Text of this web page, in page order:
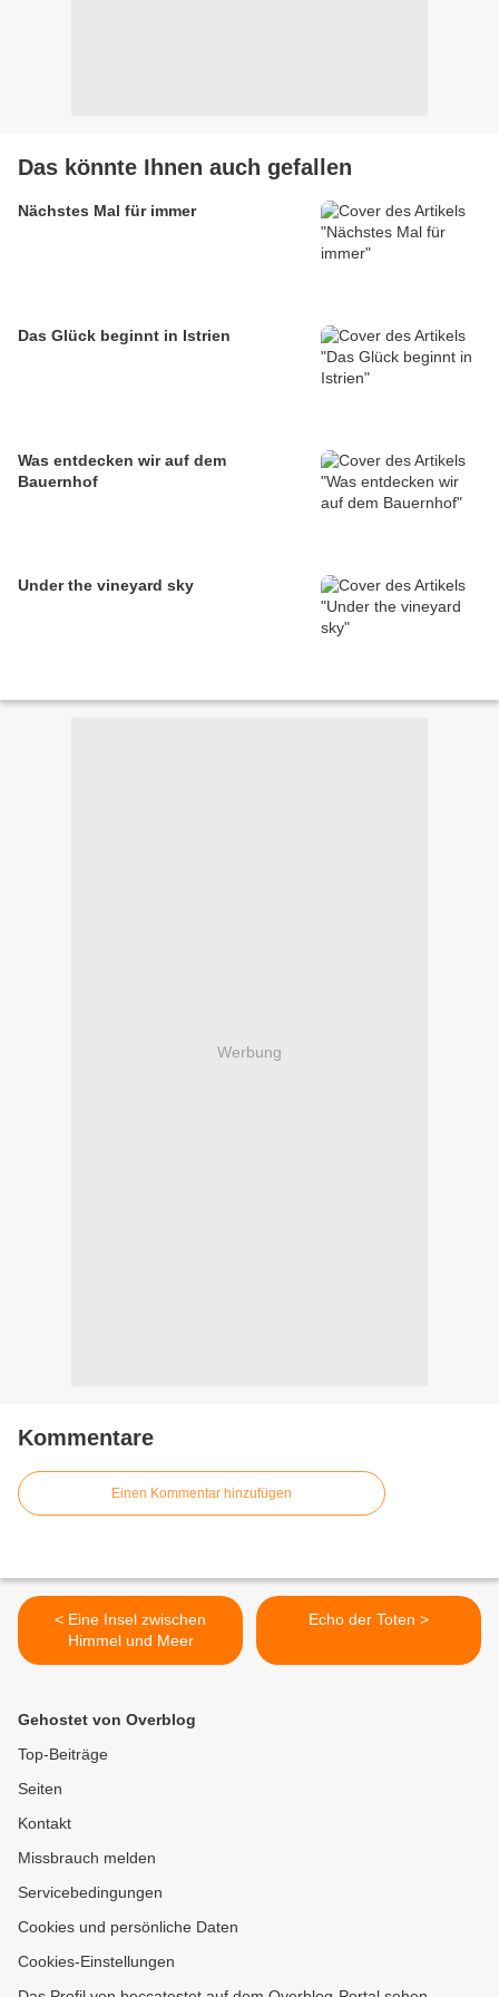
Das könnte Ihnen auch gefallen
Nächstes Mal für immer
Das Glück beginnt in Istrien
Was entdecken wir auf dem
Bauernhof
Under the vineyard sky
Werbung
Kommentare
Einen Kommentar hinzufügen
< Eine Insel zwischen
Himmel und Meer
Echo der Toten >
Gehostet von Overblog
Top-Beiträge
Seiten
Kontakt
Missbrauch melden
Servicebedingungen
Cookies und persönliche Daten
Cookies-Einstellungen